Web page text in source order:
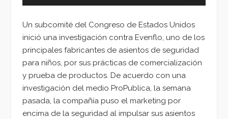
Un subcomité del Congreso de Estados Unidos
inició una investigación contra Evenflo, uno de los
principales fabricantes de asientos de seguridad
para niños, por sus prácticas de comercialización
y prueba de productos. De acuerdo con una
investigación del medio ProPublica, la semana
pasada, la compañía puso el marketing por
encima de la seguridad al impulsar sus asientos